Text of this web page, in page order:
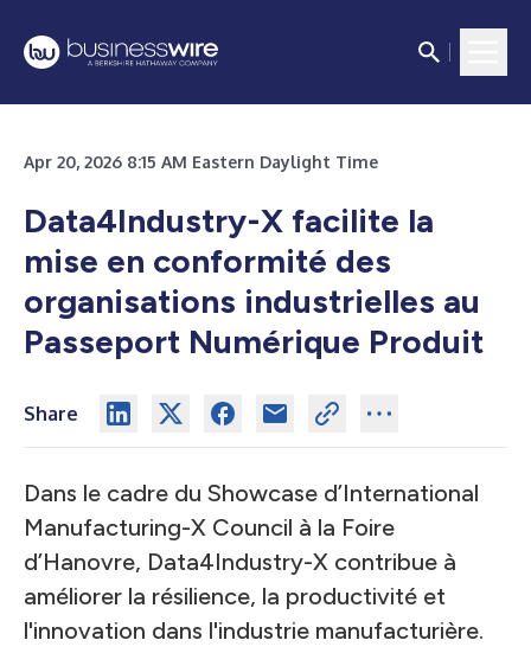
Apr 20, 2026 8:15 AM Eastern Daylight Time
Data4Industry-X facilite la
mise en conformité des
organisations industrielles au
Passeport Numérique Produit
Share
Dans le cadre du Showcase d’International
Manufacturing-X Council à la Foire
d’Hanovre, Data4Industry-X contribue à
améliorer la résilience, la productivité et
l'innovation dans l'industrie manufacturière.